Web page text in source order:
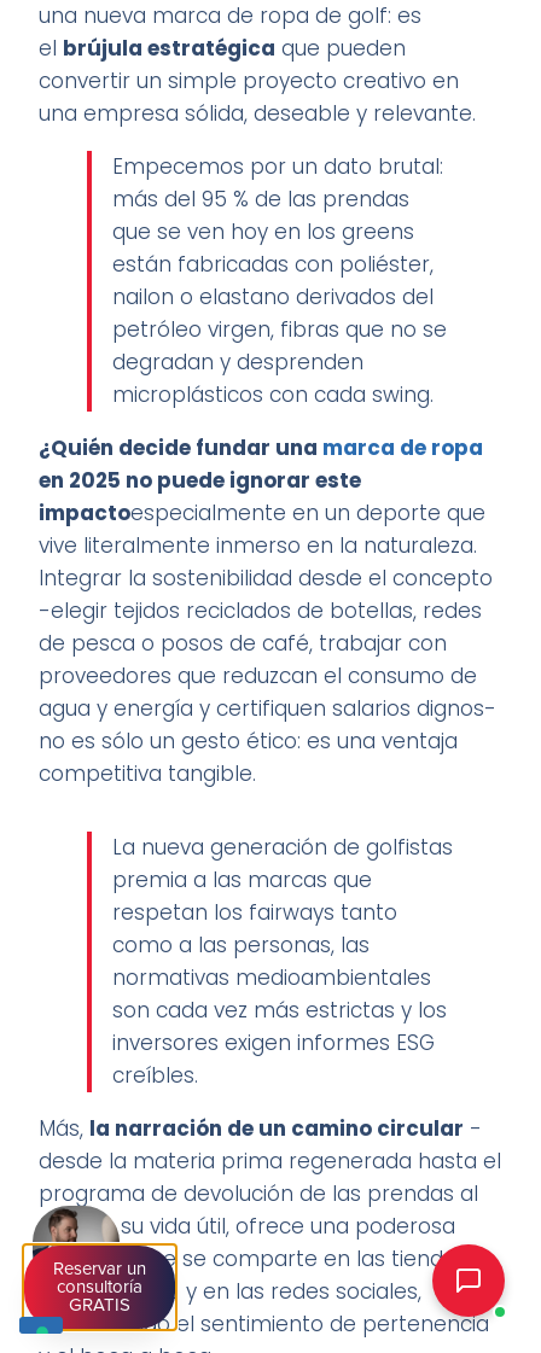
una nueva marca de ropa de golf: es
el brújula estratégica que pueden
convertir un simple proyecto creativo en
una empresa sólida, deseable y relevante.
Empecemos por un dato brutal:
más del 95 % de las prendas
que se ven hoy en los greens
están fabricadas con poliéster,
nailon o elastano derivados del
petróleo virgen, fibras que no se
degradan y desprenden
microplásticos con cada swing.
¿Quién decide fundar una marca de ropa
en 2025 no puede ignorar este
impactoespecialmente en un deporte que
vive literalmente inmerso en la naturaleza.
Integrar la sostenibilidad desde el concepto
-elegir tejidos reciclados de botellas, redes
de pesca o posos de café, trabajar con
proveedores que reduzcan el consumo de
agua y energía y certifiquen salarios dignos-
no es sólo un gesto ético: es una ventaja
competitiva tangible.
La nueva generación de golfistas
premia a las marcas que
respetan los fairways tanto
como a las personas, las
normativas medioambientales
son cada vez más estrictas y los
inversores exigen informes ESG
creíbles.
Más, la narración de un camino circular -
desde la materia prima regenerada hasta el
programa de devolución de las prendas al
final de su vida útil, ofrece una poderosa
narrativa que se comparte en las tiendas
profesionales y en las redes sociales,
alimentando el sentimiento de pertenencia
Reservar un
consultoría
GRATIS